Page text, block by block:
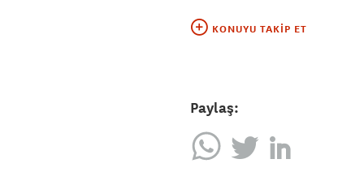
KONUYU TAKIP ET
Paylaş: